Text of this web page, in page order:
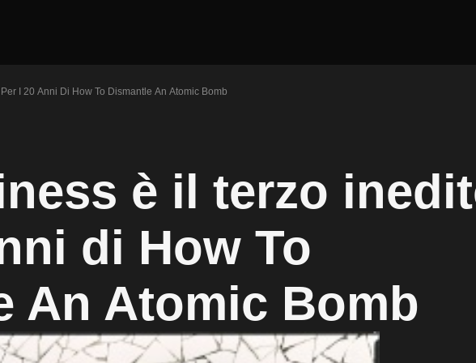
I 20 Anni Di How To Dismantle An Atomic Bomb
è il terzo
di How To
An Atomic Bomb